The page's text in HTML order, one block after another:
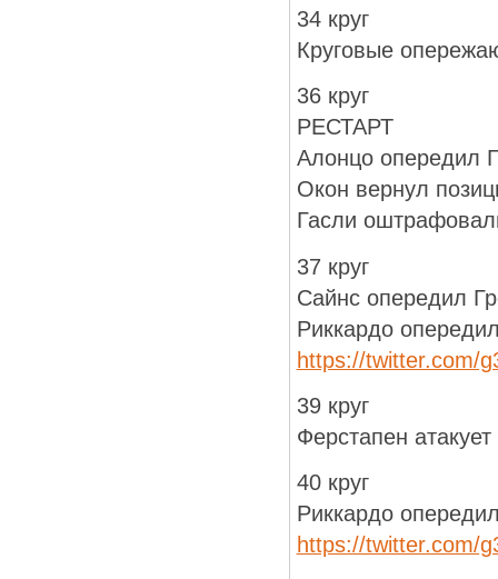
34 круг
Круговые
36 круг
РЕСТАРТ
Алонцо опередил
Окон вернул
Гасли
37 круг
Сайнс опередил
Риккардо
https://twitter.com/
39 круг
Ферстапен
40 круг
Риккардо
https://twitter.com/